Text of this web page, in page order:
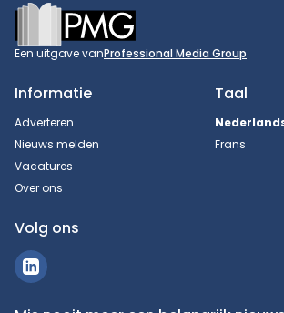
Footer
Een uitgave vanProfessional Media Group
Informatie
Adverteren
Nieuws melden
Vacatures
Over ons
Taal
Frans
Volg ons